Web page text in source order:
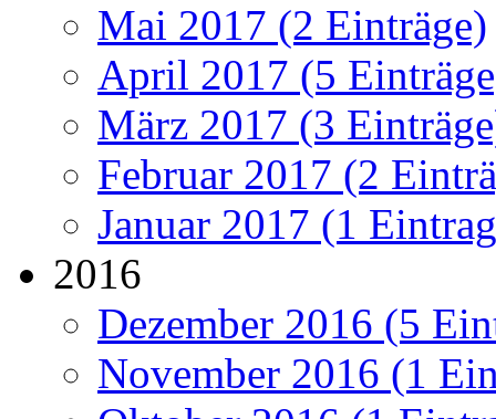
Mai 2017 (2 Einträge)
April 2017 (5
März 2017 (3
Februar 2017 (2
Januar 2017 (1
2016
Dezember 2016 (5
November 2016 (1